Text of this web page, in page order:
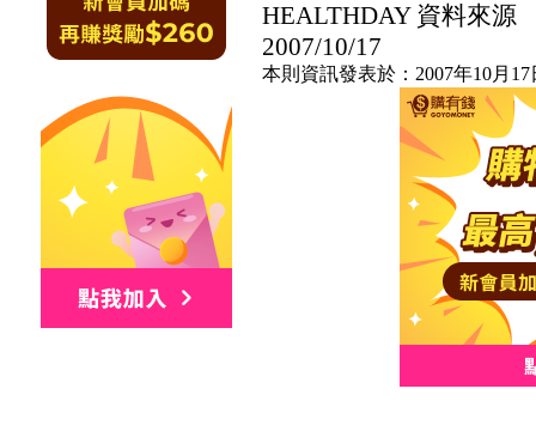
HEALTHDAY 資料來源
2007/10/17
本則資訊發表於：2007年10月17